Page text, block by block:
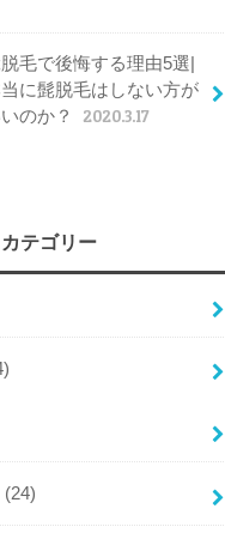
毛で後悔する理由5選|
に髭脱毛はしない方が
のか？
2020.3.17
カテゴリー
(24)